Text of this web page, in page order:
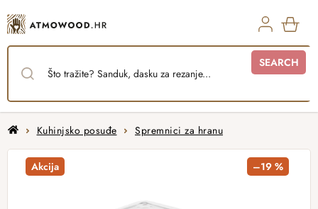
to
content
SEARCH
HomeKuhinjsko posuđe Spremnici za hranu
Akcija –19 %